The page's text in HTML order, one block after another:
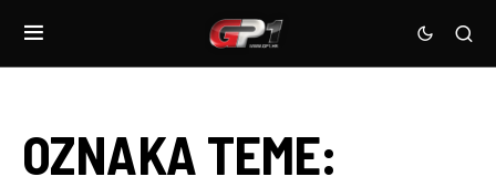
OZNAKA TEME: